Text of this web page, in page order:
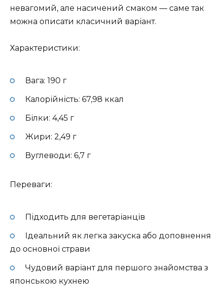
невагомий, але насичений смаком — саме так
можна описати класичний варіант.
Характеристики:
Вага: 190 г
Калорійність: 67,98 ккал
Білки: 4,45 г
Жири: 2,49 г
Вуглеводи: 6,7 г
Переваги:
Підходить для вегетаріанців
Ідеальний як легка закуска або доповнення
до основної страви
Чудовий варіант для першого знайомства з
японською кухнею